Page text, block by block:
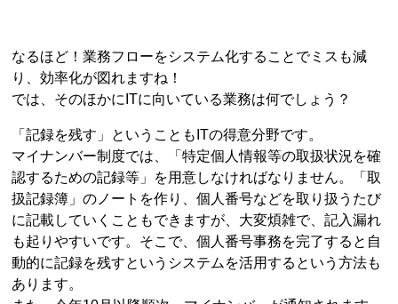
なるほど！業務フローをシステム化することでミスも減
り、効率化が図れますね！
では、そのほかにITに向いている業務は何でしょう？
「記録を残す」ということもITの得意分野です。
マイナンバー制度では、「特定個人情報等の取扱状況を確
認するための記録等」を用意しなければなりません。「取
扱記録簿」のノートを作り、個人番号などを取り扱うたび
に記載していくこともできますが、大変煩雑で、記入漏れ
も起りやすいです。そこで、個人番号事務を完了すると自
動的に記録を残すというシステムを活用するという方法も
あります。